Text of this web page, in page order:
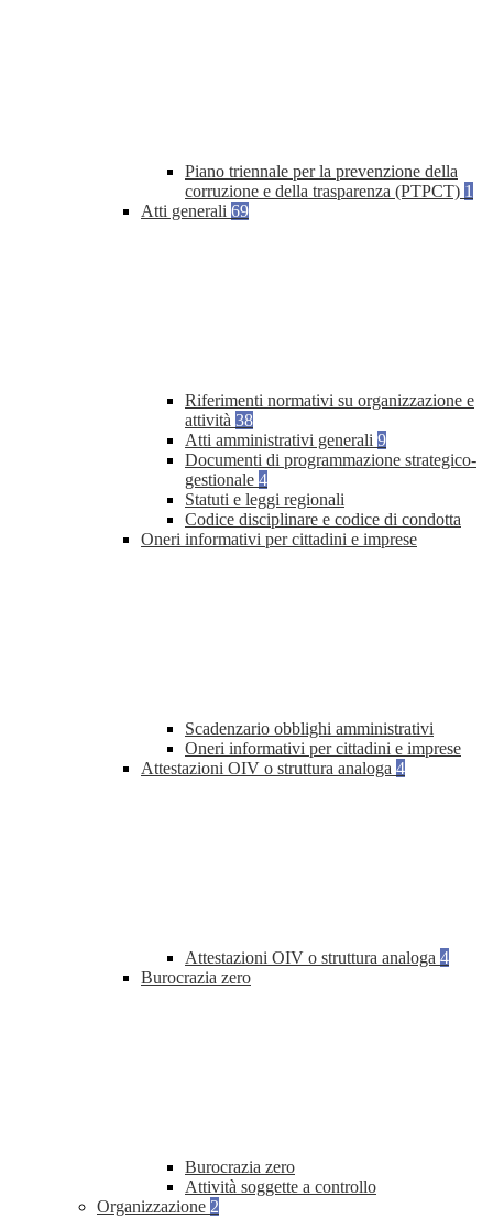
Piano triennale per la prevenzione della
corruzione e della trasparenza (PTPCT) 1
Atti generali 69
Riferimenti normativi su organizzazione e
attività 38
Atti amministrativi generali 9
Documenti di programmazione strategico-
gestionale 4
Statuti e leggi regionali
Codice disciplinare e codice di condotta
Oneri informativi per cittadini e imprese
Scadenzario obblighi amministrativi
Oneri informativi per cittadini e imprese
Attestazioni OIV o struttura analoga 4
Attestazioni OIV o struttura analoga 4
Burocrazia zero
Burocrazia zero
Attività soggette a controllo
Organizzazione 2